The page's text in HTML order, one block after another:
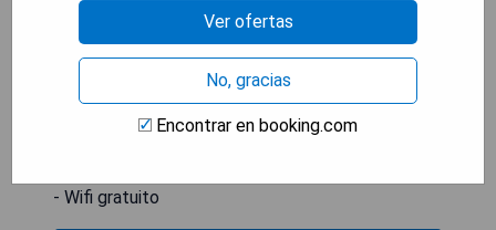
aeropuerto más cercano es el Aeropuerto
Internacional Fresno Yosemite, situado a 85 km.
- Amplias habitaciones
- Bañera de hidromasaje
- Wifi gratuito
Ver ofertas
No, gracias
Encontrar en booking.com